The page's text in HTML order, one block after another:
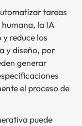
tareas
la IA
reduce los
y diseño, por
generar
el proceso de
puede